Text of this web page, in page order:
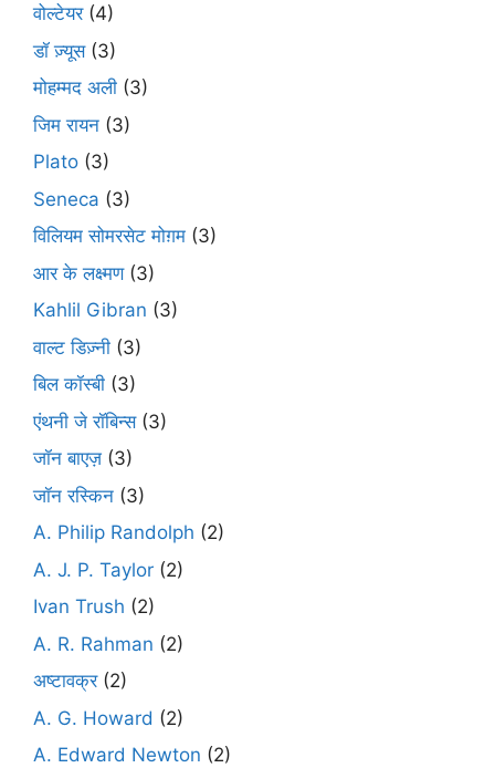
वोल्टेयर(4)
डॉ ज़्यूस(3)
मोहम्मद अली (3)
जिम रायन (3)
Plato (3)
Seneca (3)
विलियम सोमरसेट मोग़म (3)
आर के लक्ष्मण(3)
Kahlil Gibran (3)
वाल्ट डिज़्नी (3)
बिल कॉस्बी (3)
एंथनी जे रॉबिन्स(3)
जॉन बाएज़ (3)
जॉन रस्किन (3)
A. Philip Randolph (2)
A. J. P. Taylor (2)
Ivan Trush (2)
A. R. Rahman (2)
अष्टावक्र(2)
A. G. Howard (2)
A. Edward Newton (2)